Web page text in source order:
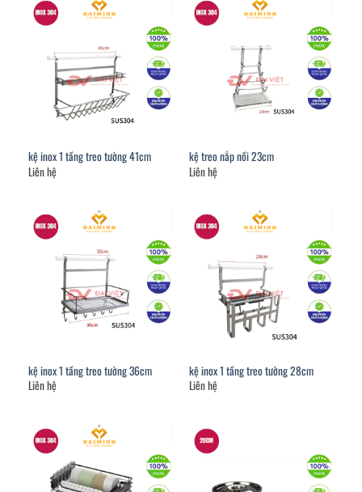
kệ inox 1 tầng treo tường 41cm
Liên hệ
kệ treo nắp nồi 23cm
Liên hệ
kệ inox 1 tầng treo tường 36cm
Liên hệ
kệ inox 1 tầng treo tường 28cm
Liên hệ